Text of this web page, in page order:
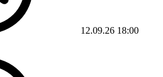
12.09.26 18:00